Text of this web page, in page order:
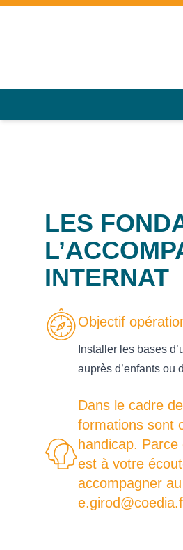
Accès au contenu
LES
INTERNAT
Objectif
Installer les bases
auprès d’enfants ou
Dans le cadre
formations sont
handicap.
est à votre
accompagner
Panneau de gestion des cookies